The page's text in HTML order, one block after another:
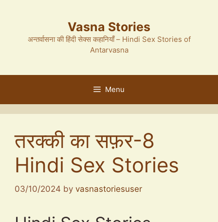
Vasna Stories
अन्तर्वासना की हिंदी सेक्स कहानियाँ – Hindi Sex Stories of
Antarvasna
Menu
तरक्की का सफ़र-8
Hindi Sex Stories
03/10/2024 by vasnastoriesuser